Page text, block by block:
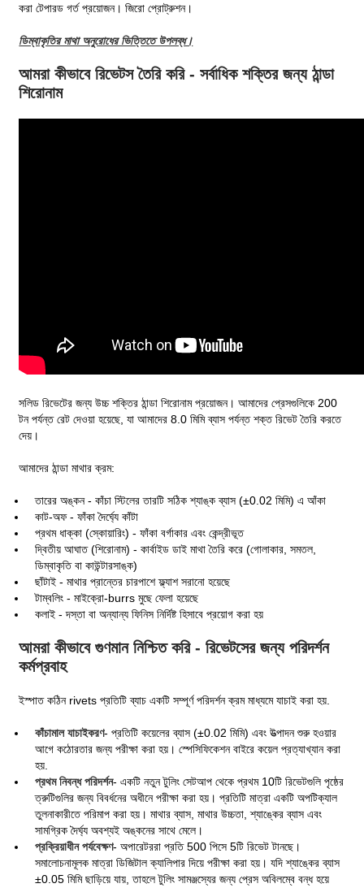
করা টেপারড গর্ত প্রয়োজন। জিরো প্রোট্রুশন।
ডিম্বাকৃতির মাথা অনুরোধের ভিত্তিতে উপলব্ধ।
আমরা কীভাবে রিভেটস তৈরি করি - সর্বাধিক শক্তির জন্য ঠান্ডা
শিরোনাম
সলিড রিভেটের জন্য উচ্চ শক্তির ঠান্ডা শিরোনাম প্রয়োজন। আমাদের প্রেসগুলিকে 200
টন পর্যন্ত রেট দেওয়া হয়েছে, যা আমাদের 8.0 মিমি ব্যাস পর্যন্ত শক্ত রিভেট তৈরি করতে
দেয়।
আমাদের ঠান্ডা মাথার ক্রম:
তারের অঙ্কন - কাঁচা স্টিলের তারটি সঠিক শ্যাঙ্ক ব্যাস (±0.02 মিমি) এ আঁকা
কাট-অফ - ফাঁকা দৈর্ঘ্যে কাঁটা
প্রথম ধাক্কা (স্কোয়ারিং) - ফাঁকা বর্গাকার এবং কেন্দ্রীভূত
দ্বিতীয় আঘাত (শিরোনাম) - কার্বাইড ডাই মাথা তৈরি করে (গোলাকার, সমতল,
ডিম্বাকৃতি বা কাউন্টারসাঙ্ক)
ছাঁটাই - মাথার প্রান্তের চারপাশে ফ্ল্যাশ সরানো হয়েছে
টাম্বলিং - মাইক্রো-burrs মুছে ফেলা হয়েছে
কলাই - দস্তা বা অন্যান্য ফিনিস নির্দিষ্ট হিসাবে প্রয়োগ করা হয়
আমরা কীভাবে গুণমান নিশ্চিত করি - রিভেটসের জন্য পরিদর্শন
কর্মপ্রবাহ
ইস্পাত কঠিন rivets প্রতিটি ব্যাচ একটি সম্পূর্ণ পরিদর্শন ক্রম মাধ্যমে যাচাই করা হয়.
কাঁচামাল যাচাইকরণ- প্রতিটি কয়েলের ব্যাস (±0.02 মিমি) এবং উত্পাদন শুরু হওয়ার
আগে কঠোরতার জন্য পরীক্ষা করা হয়। স্পেসিফিকেশন বাইরে কয়েল প্রত্যাখ্যান করা
হয়.
প্রথম নিবন্ধ পরিদর্শন- একটি নতুন টুলিং সেটআপ থেকে প্রথম 10টি রিভেটগুলি পৃষ্ঠের
ত্রুটিগুলির জন্য বিবর্ধনের অধীনে পরীক্ষা করা হয়। প্রতিটি মাত্রা একটি অপটিক্যাল
তুলনাকারীতে পরিমাপ করা হয়। মাথার ব্যাস, মাথার উচ্চতা, শ্যাঙ্কের ব্যাস এবং
সামগ্রিক দৈর্ঘ্য অবশ্যই অঙ্কনের সাথে মেলে।
প্রক্রিয়াধীন পর্যবেক্ষণ- অপারেটররা প্রতি 500 পিসে 5টি রিভেট টানছে।
সমালোচনামূলক মাত্রা ডিজিটাল ক্যালিপার দিয়ে পরীক্ষা করা হয়। যদি শ্যাঙ্কের ব্যাস
±0.05 মিমি ছাড়িয়ে যায়, তাহলে টুলিং সামঞ্জস্যের জন্য প্রেস অবিলম্বে বন্ধ হয়ে